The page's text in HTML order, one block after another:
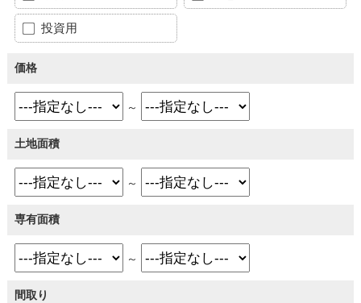
投資用
価格
～
土地面積
～
専有面積
～
間取り